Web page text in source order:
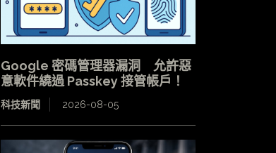
Google 密碼管理器漏洞 允許惡
意軟件繞過 Passkey 接管帳戶！
科技新聞 2026-08-05